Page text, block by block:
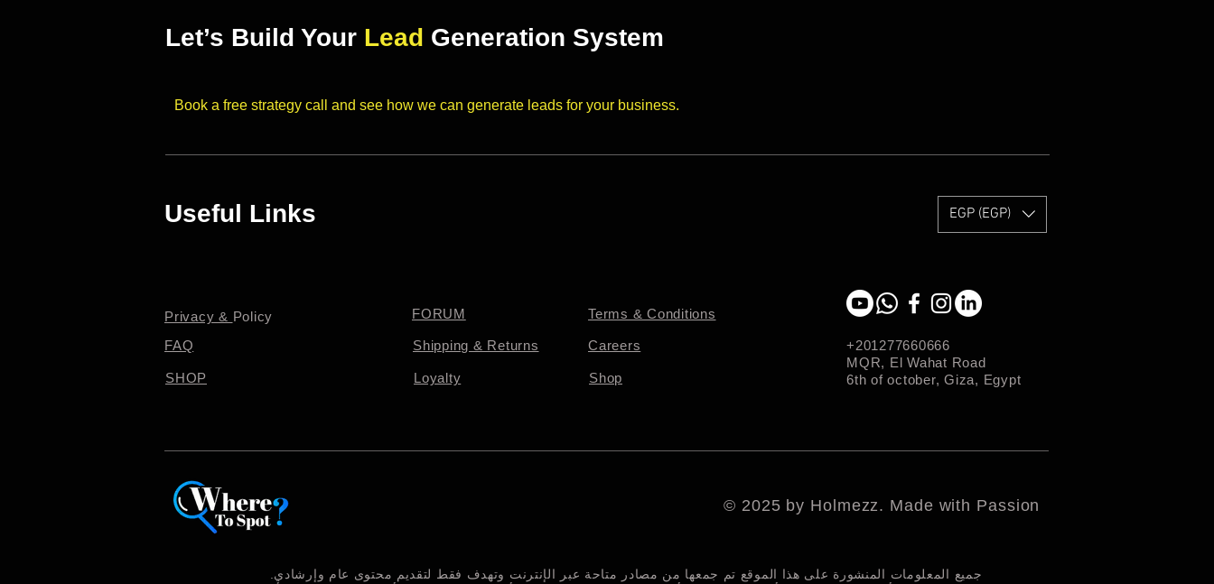
Let’s Build Your Lead Generation System
Book a free strategy call and see how we can generate leads for your business.
Useful Links
Privacy & Policy
FAQ
SHOP
FORUM
Shipping & Returns
Loyalty
Terms & Conditions
Careers
Shop
EGP (EGP)
+201277660666
MQR, El Wahat Road
6th of october, Giza, Egypt
© 2025 by Holmezz. Made with Passion
جميع المعلومات المنشورة على هذا الموقع تم جمعها من مصادر متاحة عبر الإنترنت وتهدف فقط لتقديم محتوى عام وإرشادي.